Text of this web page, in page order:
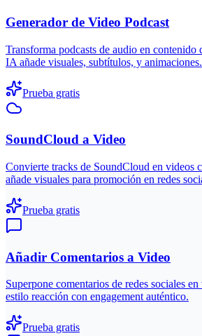
Generador de Video Podcast
Transforma podcasts de audio en contenido
IA añade visuales, subtítulos, y animaciones.
Prueba gratis
SoundCloud a Video
Convierte tracks de SoundCloud en videos
añade visuales para promoción en redes
Prueba gratis
Añadir Comentarios a Video
Superpone comentarios de redes sociales
estilo reacción con engagement auténtico.
Prueba gratis